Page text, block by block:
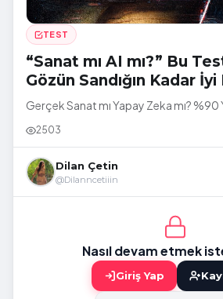
TEST
“Sanat mı AI mı?” Bu
Gözün Sandığın Kadar İyi
Gerçek Sanat mı Yapay Zeka mı? %90
2503
Dilan Çetin
@Dilanncetiiin
Nasıl devam etmek
Giriş Yap